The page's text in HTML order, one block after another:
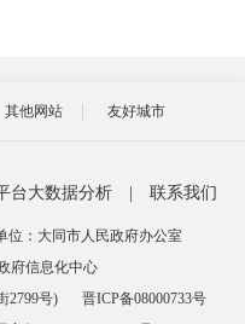
其他网站 友好城市
台大数据分析 联系我们
位：大同市人民政府办公室
府信息化中心
2799号)
晋ICP备08000733号